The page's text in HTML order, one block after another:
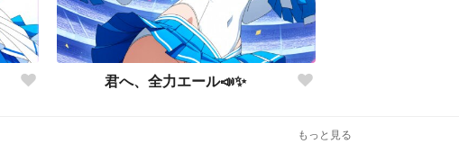
君へ、全力エール📣✨
もっと見る